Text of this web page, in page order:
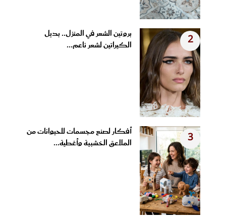
2
بروتين الشعر في المنزل.. بديل
الكيراتين لشعر ناعم...
3
أفكار لصنع مجسمات للحيوانات من
الملاعق الخشبية وأغطية...